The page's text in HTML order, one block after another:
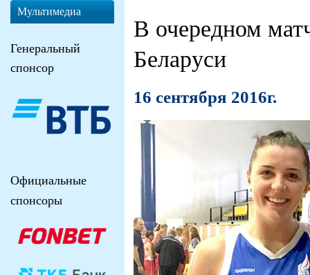
В очередном
Беларуси
16 сентября 2016г.
Мультимедиа
Генеральный
спонсор
Официальные
спонсоры